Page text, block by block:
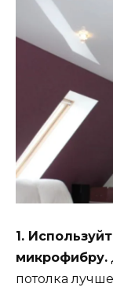
1.
микрофибру.
потолка